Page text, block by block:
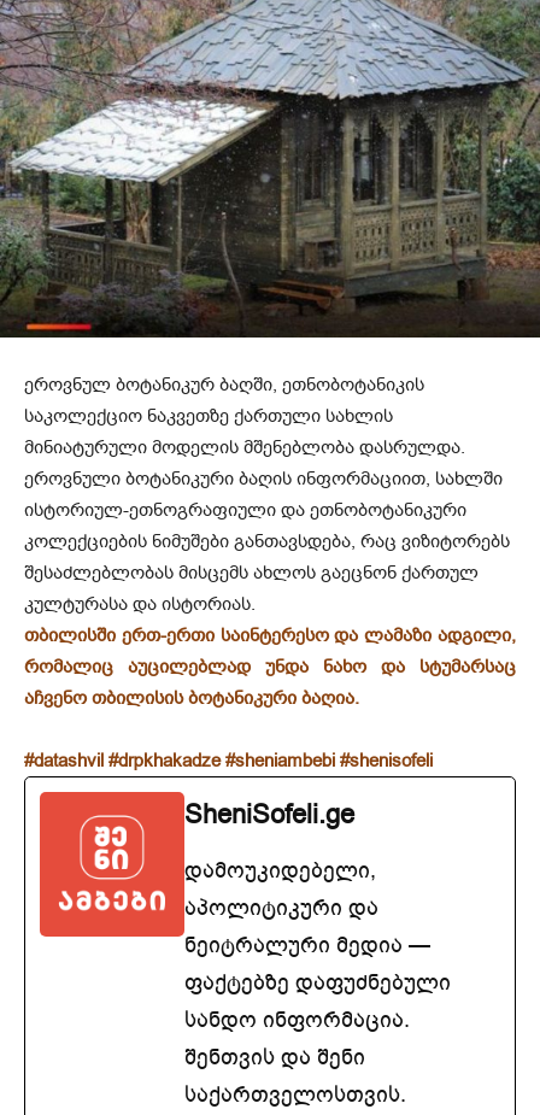
ეროვნულ ბოტანიკურ ბაღში, ეთნობოტანიკის
საკოლექციო ნაკვეთზე ქართული სახლის
მინიატურული მოდელის მშენებლობა დასრულდა.
ეროვნული ბოტანიკური ბაღის ინფორმაციით, სახლში
ისტორიულ-ეთნოგრაფიული და ეთნობოტანიკური
კოლექციების ნიმუშები განთავსდება, რაც ვიზიტორებს
შესაძლებლობას მისცემს ახლოს გაეცნონ ქართულ
კულტურასა და ისტორიას.
თბილისში ერთ-ერთი საინტერესო და ლამაზი ადგილი,
რომალიც აუცილებლად უნდა ნახო და სტუმარსაც
აჩვენო თბილისის ბოტანიკური ბაღია.
#datashvil #drpkhakadze #sheniambebi #shenisofeli
SheniSofeli.ge
დამოუკიდებელი,
აპოლიტიკური და
ნეიტრალური მედია —
ფაქტებზე დაფუძნებული
სანდო ინფორმაცია.
შენთვის და შენი
საქართველოსთვის.